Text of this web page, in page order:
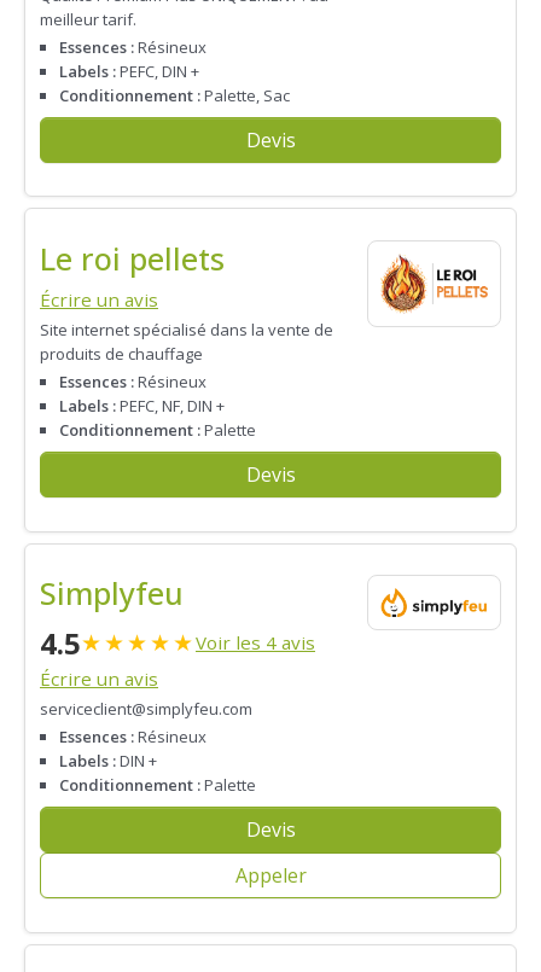
meilleur tarif.
Essences :Résineux
Labels :PEFC, DIN +
Conditionnement :Palette, Sac
Devis
Le roi pellets
Écrire un avis
Site internet spécialisé dans la vente de
produits de chauffage
Essences :Résineux
Labels :PEFC, NF, DIN +
Conditionnement :Palette
Devis
Simplyfeu
4.5★★★★★Voir les 4 avis
Écrire un avis
serviceclient@simplyfeu.com
Essences :Résineux
Labels :DIN +
Conditionnement :Palette
Devis
Appeler